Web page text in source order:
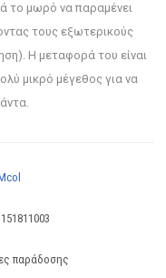
το μωρό να παραμένει
τους εξωτερικούς
Η μεταφορά του είναι
μικρό μέγεθος για να
παράδοσης